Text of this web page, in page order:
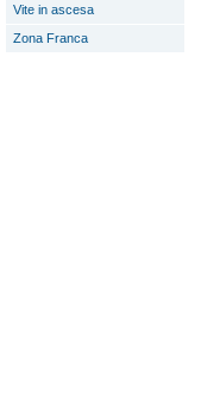
Vite in ascesa
Zona Franca